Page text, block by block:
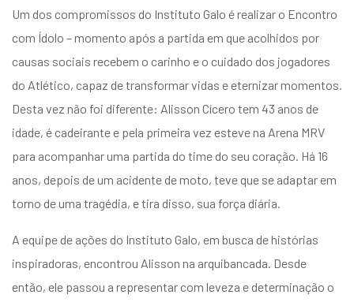
Um dos compromissos do Instituto Galo é realizar o Encontro
com Ídolo – momento após a partida em que acolhidos por
causas sociais recebem o carinho e o cuidado dos jogadores
do Atlético, capaz de transformar vidas e eternizar momentos.
Desta vez não foi diferente: Alisson Cícero tem 43 anos de
idade, é cadeirante e pela primeira vez esteve na Arena MRV
para acompanhar uma partida do time do seu coração. Há 16
anos, depois de um acidente de moto, teve que se adaptar em
torno de uma tragédia, e tira disso, sua força diária.
A equipe de ações do Instituto Galo, em busca de histórias
inspiradoras, encontrou Alisson na arquibancada. Desde
então, ele passou a representar com leveza e determinação o